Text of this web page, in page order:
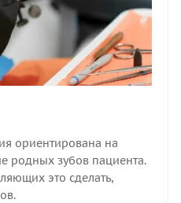
ориентирована на
родных зубов пациента.
это сделать,